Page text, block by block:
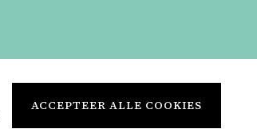
ACCEPTEER ALLE COOKIES